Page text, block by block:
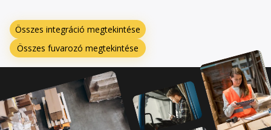
Összes integráció megtekintése
Összes fuvarozó megtekintése